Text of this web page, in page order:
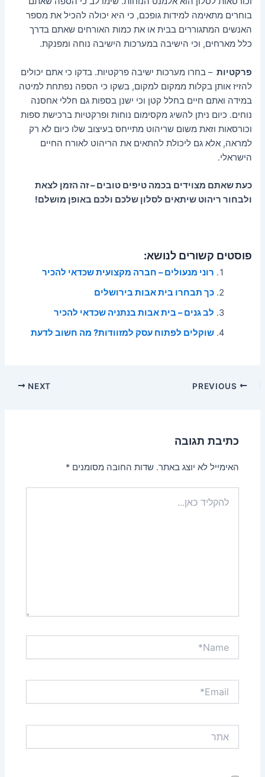
בוחרים מתאימה למידות גופכם, כי היא יכולה להכיל את מספר
האנשים המתגוררים בבית או את כמות האורחים שאתם בדרך
כלל מארחים, וכי הישיבה במערכות הישיבה נוחה ומפנקת.
פרקטיות – בחרו מערכות ישיבה פרקטיות. בדקו כי אתם יכולים
להזיז אותן בקלות ממקום למקום, בשקו כי הספה נפתחת למיטה
במידה ואתם חיים בחלל קטן וכי ישנן בספות גם חללי אחסנה
נוחים. כיום ניתן להשיג מקסימום נוחות ופרקטיות ברכישת ספות
וכורסאות וזאת משום שריהוט מתייחס בעיצוב שלו כיום לא רק
למראה, אלא גם ליכולת להתאים את הריהוט לאורח החיים
הישראלי.
כעת שאתם מצוידים בכמה טיפים טובים – זה הזמן לצאת
ולבחור ריהוט שיתאים לסלון שלכם ולכם באופן מושלם!
פוסטים קשורים לנושא:
רוני מנעולים – חברה מקצועית שכדאי להכיר
כך תבחרו בית אבות בירושלים
לב גנים – בית אבות בנתניה שכדאי להכיר
שוקלים לפתוח עסק למזוודות? מה חשוב לדעת
Post
NEXT
כתיבת תגובה
האימייל לא יוצג באתר. שדות החובה מסומנים*
כאן...